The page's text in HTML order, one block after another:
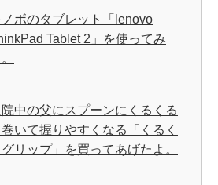
ノボのタブレット「lenovo
Tablet 2」を使ってみ
院中の父にスプーンにくるくる
巻いて握りやすくなる「くるく
グリップ」を買ってあげたよ。